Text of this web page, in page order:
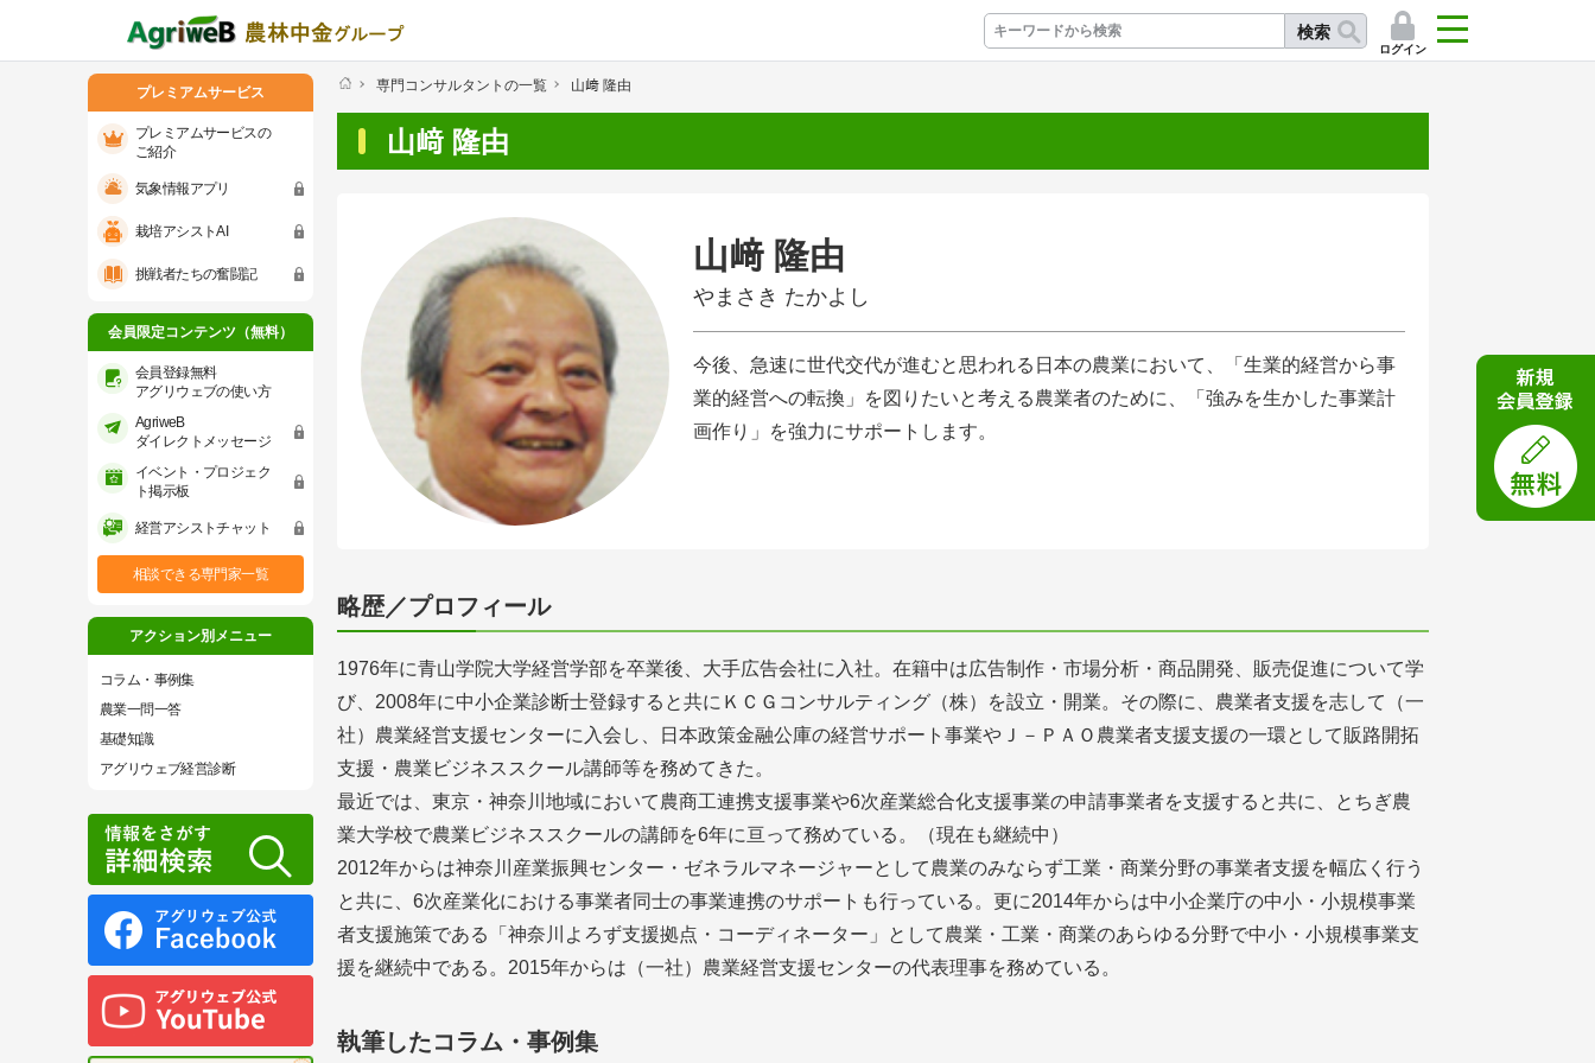
検索
ログイン
プレミアムサービス
プレミアムサービスのご紹介 気象情報アプリ
会員限定コンテンツ（無料）
会員登録無料 アグリウェブの使い方
AgriweBダイレクトメッセージ
イベント・プロジェクト掲示板
経営アシストチャット
アクション別メニュー
コラム・事例集
農業一問一答
基礎知識
アグリウェブ経営診断
専門コンサルタントの一覧 山﨑 隆由
山﨑 隆由
山﨑 隆由
やまさき たかよし
今後、急速に世代交代が進むと思われる日本の農業において、「生業的経営から事
業的経営への転換」を図りたいと考える農業者のために、「強みを生かした事業計
画作り」を強力にサポートします。
略歴／プロフィール
1976年に青山学院大学経営学部を卒業後、大手広告会社に入社。在籍中は広告制作・市場分析・商品開発、販売促進について学
び、2008年に中小企業診断士登録すると共にＫＣＧコンサルティング（株）を設立・開業。その際に、農業者支援を志して（一
社）農業経営支援センターに入会し、日本政策金融公庫の経営サポート事業やＪ－ＰＡＯ農業者支援支援の一環として販路開拓
支援・農業ビジネススクール講師等を務めてきた。
最近では、東京・神奈川地域において農商工連携支援事業や6次産業総合化支援事業の申請事業者を支援すると共に、とちぎ農
業大学校で農業ビジネススクールの講師を6年に亘って務めている。（現在も継続中）
2012年からは神奈川産業振興センター・ゼネラルマネージャーとして農業のみならず工業・商業分野の事業者支援を幅広く行う
と共に、6次産業化における事業者同士の事業連携のサポートも行っている。更に2014年からは中小企業庁の中小・小規模事業
者支援施策である「神奈川よろず支援拠点・コーディネーター」として農業・工業・商業のあらゆる分野で中小・小規模事業支
援を継続中である。2015年からは（一社）農業経営支援センターの代表理事を務めている。
執筆したコラム・事例集
プレミアムサービス
プレミアムサービスの
ご紹介
気象情報アプリ
栽培アシストAI
挑戦者たちの奮闘記
会員限定コンテンツ（無料）
会員登録無料
アグリウェブの使い方
AgriweB
ダイレクトメッセージ
イベント・プロジェク
ト掲示板
経営アシストチャット
相談できる専門家一覧
アクション別メニュー
コラム・事例集
農業一問一答
基礎知識
アグリウェブ経営診断